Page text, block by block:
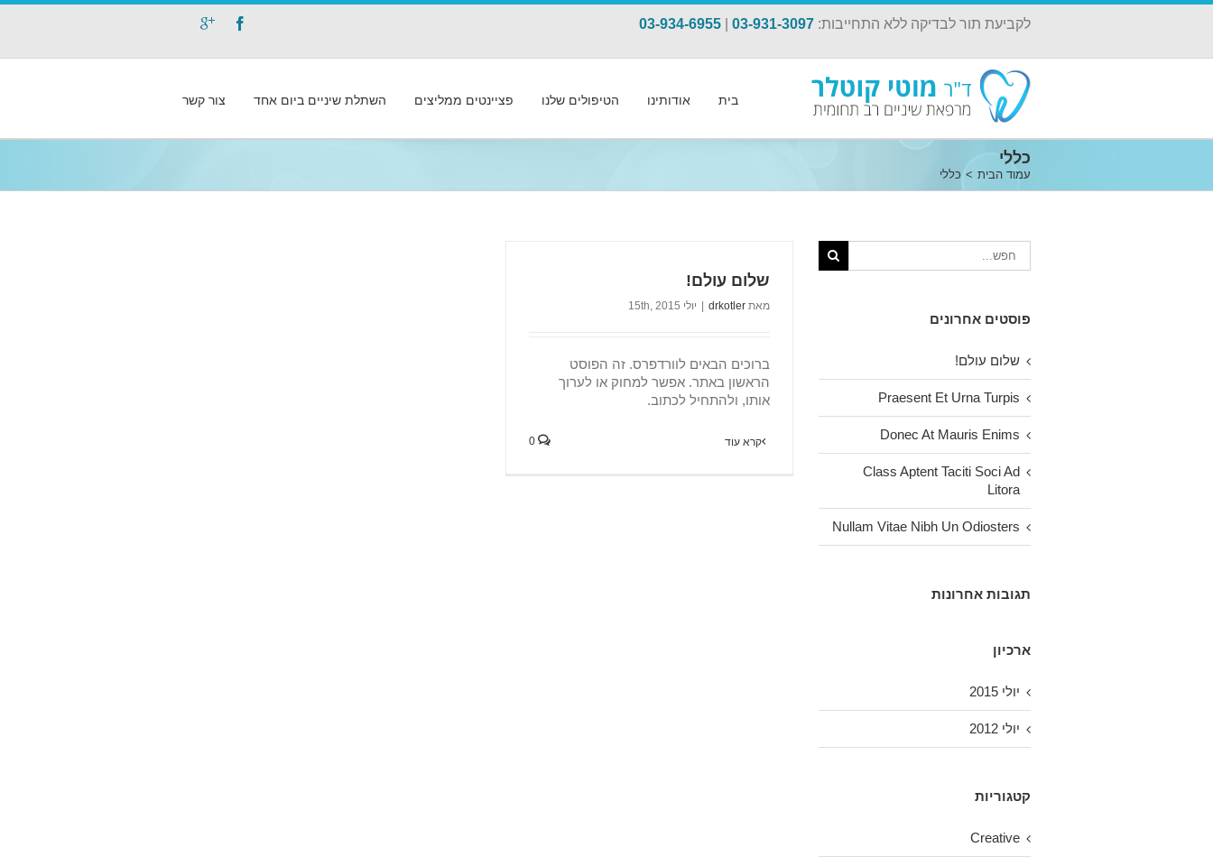
לקביעת תור לבדיקה ללא התחייבות: 03-931-3097
03-934-6955
בית אודותינו הטיפולים שלנו פציינטים ממליצים השתלת שיניים ביום אחד צור קשר
כללי
עמוד הבית > כללי
שלום עולם!
מאתdrkotler יולי 15th, 2015
ברוכים הבאים לוורדפרס. זה הפוסט
הראשון באתר. אפשר למחוק או לערוך
אותו, ולהתחיל לכתוב.
קרא עוד 0
פוסטים אחרונים
שלום עולם!
Praesent Et Urna Turpis
Donec At Mauris Enims
Class Aptent Taciti Soci Ad
Litora
Nullam Vitae Nibh Un Odiosters
תגובות אחרונות
ארכיון
יולי 2015
יולי 2012
קטגוריות
Creative